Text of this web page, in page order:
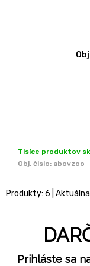
Tisíce produktov
Obj. čislo: abovzoo
Produkty: 6 |
Prihláste sa